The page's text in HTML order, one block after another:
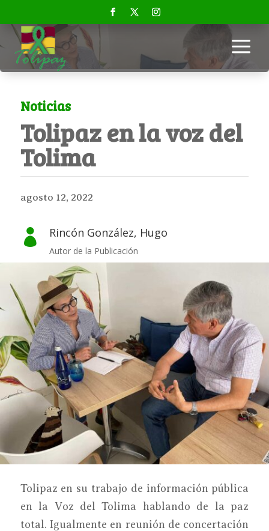
a
Noticias
Tolipaz en la voz del
Tolima
agosto 12, 2022
 Rincón González, Hugo
Autor de la Publicación
Tolipaz en su trabajo de información pública
en la Voz del Tolima hablando de la paz
total. Igualmente en reunión de concertación